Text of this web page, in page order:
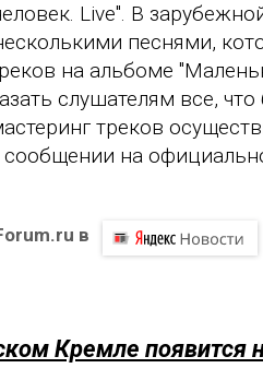
Live". В
песнями,
на альбоме
слушателям все,
треков
сообщении на
в
Кремле появится